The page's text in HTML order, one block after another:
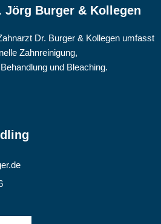
Jörg Burger & Kollegen
Dr. Burger & Kollegen umfasst
Zahnreinigung,
und Bleaching.